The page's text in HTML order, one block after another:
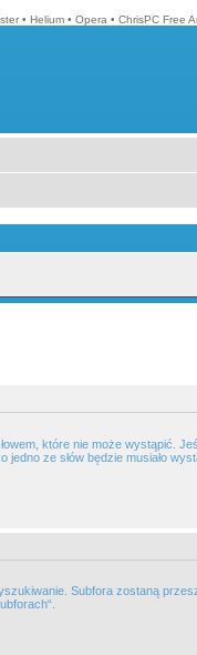
• Helium • Opera • ChrisPC Free
które nie może wystąpić.
jedno ze słów będzie musiało
Subfora zostaną